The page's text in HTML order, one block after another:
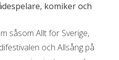
komiker och
såsom Allt för Sverige,
och Allsång på